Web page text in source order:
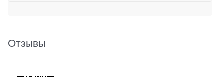
Отзывы